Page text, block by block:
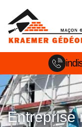
Entreprise